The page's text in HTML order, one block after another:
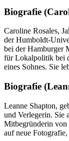
Biografie
Caroline Rosales,
der Humboldt-
bei der Hamburger
für Lokalpolitik bei
eines Sohnes. Sie
Biografie
Leanne Shapton,
und Verlegerin. Sie
Mitbegründerin
auf neue